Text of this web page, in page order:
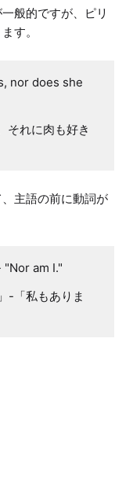
般的ですが、ピリ
す。
nor does she
それに肉も好き
主語の前に動詞が
am I."
-「私もありま